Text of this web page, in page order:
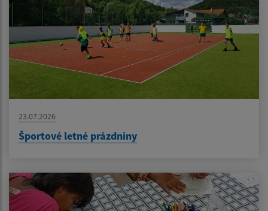
23.07.2026
Športové letné prázdniny